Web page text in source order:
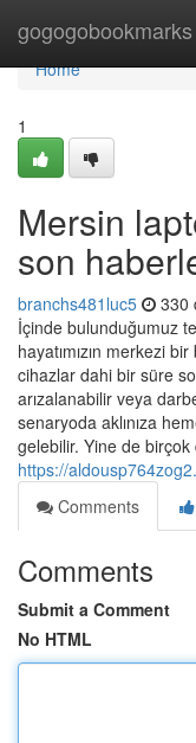
gogogobookmarks
Home
Home
1
Mersin
son
branchs481luc5 330
İçinde bulunduğumuz
hayatımızın merkezi
cihazlar dahi bir süre
arızalanabilir veya
senaryoda aklınıza
gelebilir. Yine de
https://
Comments
Comments
Submit a Comment
No HTML